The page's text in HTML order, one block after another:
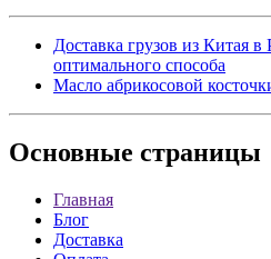
Доставка грузов из Китая
оптимального способа
Масло абрикосовой
Основные страницы
Главная
Блог
Доставка